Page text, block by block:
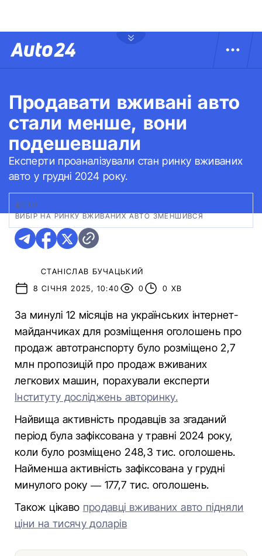
Продавати вживані авто
стали менше, вони
подешевшали
Експерти проаналізували стан ринку вживаних
авто у грудні 2024 року.
ФОТО:
ВИБІР НА РИНКУ ВЖИВАНИХ АВТО ЗМЕНШИВСЯ
СТАНІСЛАВ БУЧАЦЬКИЙ
8 СІЧНЯ 2025, 10:40
0 0 ХВ
За минулі 12 місяців на українських інтернет-
майданчиках для розміщення оголошень про
продаж автотранспорту було розміщено 2,7
млн пропозицій про продаж вживаних
легкових машин, порахували експерти
Інституту досліджень авторинку.
Найвища активність продавців за згаданий
період була зафіксована у травні 2024 року,
коли було розміщено 248,3 тис. оголошень.
Найменша активність зафіксована у грудні
минулого року — 177,7 тис. оголошень.
Також цікаво продавці вживаних авто підняли
ціни на тисячу доларів